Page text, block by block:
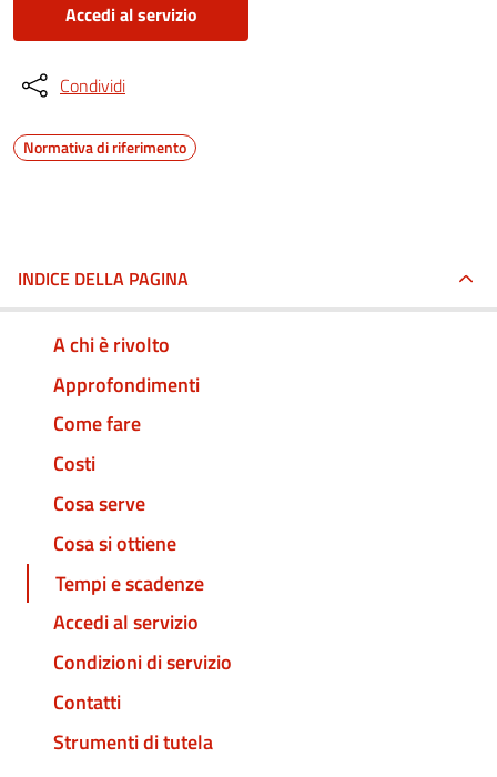
Accedi al servizio
Condividi
Normativa di riferimento
INDICE DELLA PAGINA
A chi è rivolto
Approfondimenti
Come fare
Costi
Cosa serve
Cosa si ottiene
Tempi e scadenze
Accedi al servizio
Condizioni di servizio
Contatti
Strumenti di tutela